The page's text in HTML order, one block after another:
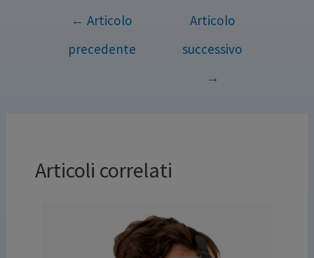
← Articolo
precedente
Articolo
successivo
→
Articoli correlati